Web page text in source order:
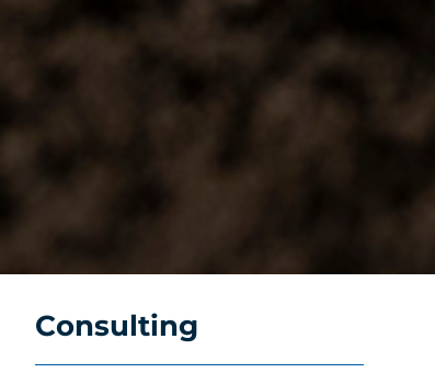
Consulting